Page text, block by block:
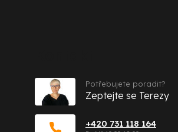
+420 731 118 164
Potřebujete poradit?
Zeptejte se Terezy